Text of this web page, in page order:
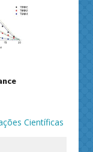
of Separation
Científicas